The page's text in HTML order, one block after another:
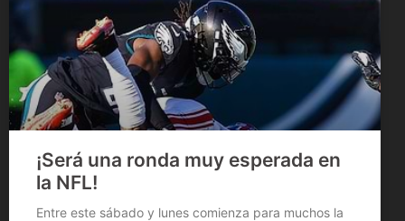
¡Será una ronda muy esperada en
la NFL!
Entre este sábado y lunes comienza para muchos la